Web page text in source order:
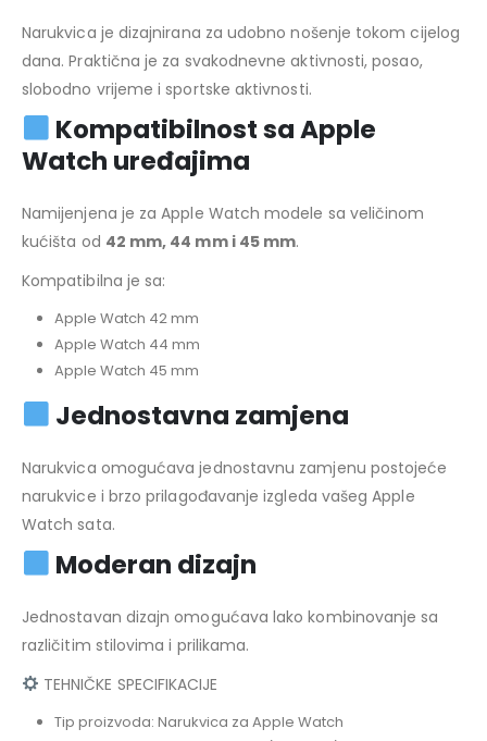
Narukvica je dizajnirana za udobno nošenje tokom cijelog
dana. Praktična je za svakodnevne aktivnosti, posao,
slobodno vrijeme i sportske aktivnosti.
Kompatibilnost sa Apple
Watch uređajima
Namijenjena je za Apple Watch modele sa veličinom
kućišta od 42 mm, 44 mm i 45 mm.
Kompatibilna je sa:
Apple Watch 42 mm
Apple Watch 44 mm
Apple Watch 45 mm
Jednostavna zamjena
Narukvica omogućava jednostavnu zamjenu postojeće
narukvice i brzo prilagođavanje izgleda vašeg Apple
Watch sata.
Moderan dizajn
Jednostavan dizajn omogućava lako kombinovanje sa
različitim stilovima i prilikama.
TEHNIČKE SPECIFIKACIJE
Tip proizvoda: Narukvica za Apple Watch